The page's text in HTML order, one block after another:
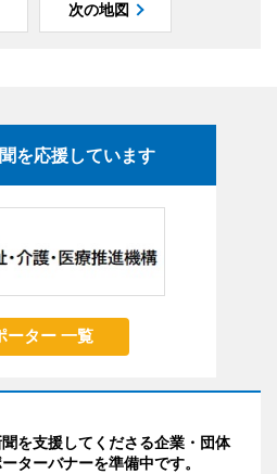
次の地図
を応援しています
ーター 一覧
を支援してくださる企業・団体
ターバナーを準備中です。